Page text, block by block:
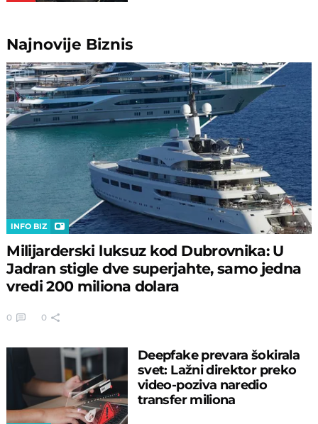
Najnovije Biznis
INFO BIZ
Milijarderski luksuz kod Dubrovnika: U
Jadran stigle dve superjahte, samo jedna
vredi 200 miliona dolara
0 0
Deepfake prevara šokirala
svet: Lažni direktor preko
video-poziva naredio
transfer miliona